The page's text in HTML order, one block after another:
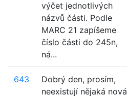
výčet jednotlivých
názvů části. Podle
MARC 21 zapíšeme
číslo části do 245n,
ná...
643
Dobrý den, prosím,
neexistují nějaká nová